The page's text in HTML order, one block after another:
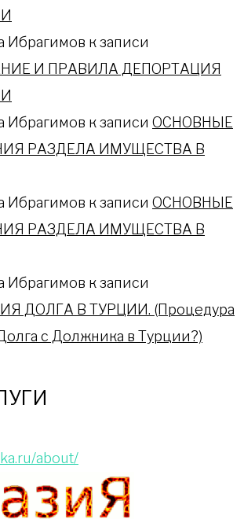
Ибрагимов к записи
И ПРАВИЛА ДЕПОРТАЦИЯ
Ибрагимов к записи ОСНОВНЫЕ
РАЗДЕЛА ИМУЩЕСТВА В
Ибрагимов к записи ОСНОВНЫЕ
РАЗДЕЛА ИМУЩЕСТВА В
Ибрагимов к записи
ДОЛГА В ТУРЦИИ. (Процедура
с Должника в Турции?)
about/